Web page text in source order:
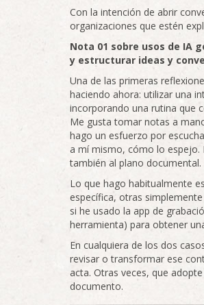
Con la intención de abrir
organizaciones que estén
Nota 01 sobre usos de IA
y estructurar ideas y
Una de las primeras
haciendo ahora: utilizar una
incorporando una rutina que
Me gusta tomar notas a
hago un esfuerzo por
a mí mismo, cómo lo espejo.
también al plano documental.
Lo que hago habitualmente
específica, otras
si he usado la app de
herramienta) para obtener
En cualquiera de los dos
revisar o transformar ese
acta. Otras veces, que
documento.